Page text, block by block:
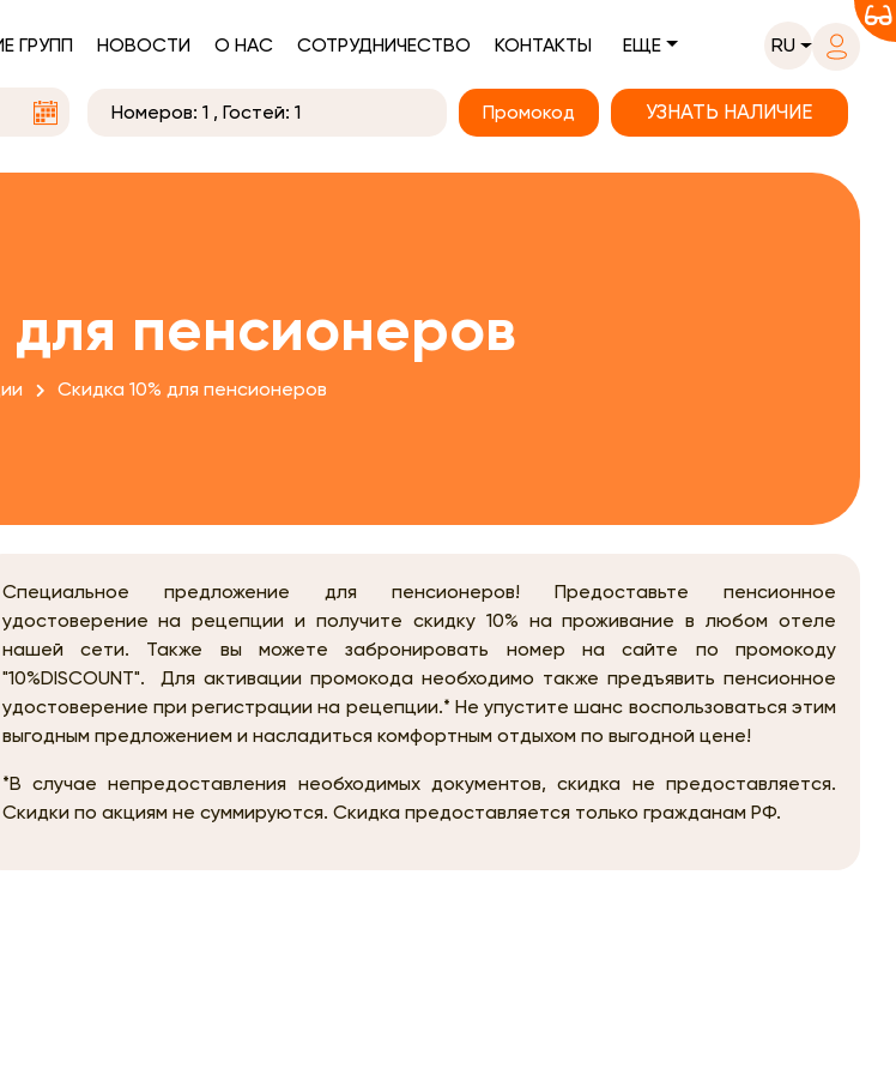
ГРУПП НОВОСТИ О НАС СОТРУДНИЧЕСТВО КОНТАКТЫ ЕЩЕ RU
Номеров: 1 , Гостей: 1 Промокод
для пенсионеров
Скидка 10% для пенсионеров
Специальное предложение для пенсионеров! Предоставьте пенсионное
удостоверение на рецепции и получите скидку 10% на проживание в любом отеле
нашей сети. Также вы можете забронировать номер на сайте по промокоду
"10%DISCOUNT". Для активации промокода необходимо также предъявить пенсионное
удостоверение при регистрации на рецепции.* Не упустите шанс воспользоваться этим
выгодным предложением и насладиться комфортным отдыхом по выгодной цене!
*В случае непредоставления необходимых документов, cкидка не предоставляется.
Скидки по акциям не суммируются. Скидка предоставляется только гражданам РФ.